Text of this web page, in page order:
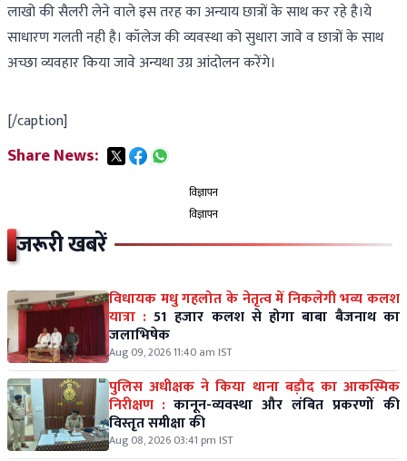
लाखो की सैलरी लेने वाले इस तरह का अन्याय छात्रों के साथ कर रहे है।ये
साधारण गलती नही है। कॉलेज की व्यवस्था को सुधारा जावे व छात्रों के साथ
अच्छा व्यवहार किया जावे अन्यथा उग्र आंदोलन करेंगे।
[/caption]
Share News:
विज्ञापन
विज्ञापन
जरूरी खबरें
विधायक मधु गहलोत के नेतृत्व में निकलेगी भव्य कलश
यात्रा : 51 हजार कलश से होगा बाबा बैजनाथ का
जलाभिषेक
Aug 09, 2026 11:40 am IST
पुलिस अधीक्षक ने किया थाना बड़ौद का आकस्मिक
निरीक्षण : कानून-व्यवस्था और लंबित प्रकरणों की
विस्तृत समीक्षा की
Aug 08, 2026 03:41 pm IST